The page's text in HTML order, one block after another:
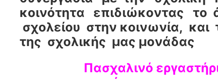
κοινότητα επιδιώκοντας το
σχολείου στην κοινωνία,
της σχολικής μας μονάδας
Πασχαλινό εργαστήρι